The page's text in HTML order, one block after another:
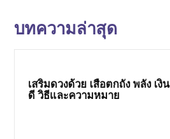
บทความล่าสุด
เสริมดวงด้วย เสือตกถัง พลัง เงิน
ดี วิธีและความหมาย